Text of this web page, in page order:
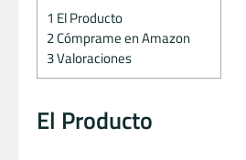
1 El Producto
2Cómprame en Amazon
3Valoraciones
El Producto